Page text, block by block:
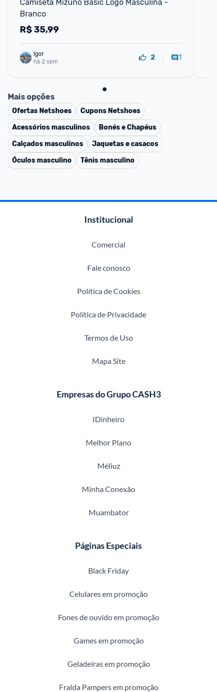
Camiseta Mizuno Basic Logo Masculina -
Branco
R$35,99
Igor
há 2 sem
2 1
Mais opções
Ofertas Netshoes Cupons Netshoes
Acessórios masculinos
Bonés e Chapéus
Calçados masculinos
Jaquetas e casacos
Óculos masculino
Tênis masculino
Institucional
Comercial
Fale conosco
Política de Cookies
Política de Privacidade
Termos de Uso
Mapa Site
Empresas do Grupo CASH3
IDinheiro
Melhor Plano
Méliuz
Minha Conexão
Muambator
Páginas Especiais
Black Friday
Celulares em promoção
Fones de ouvido em promoção
Games em promoção
Geladeiras em promoção
Fralda Pampers em promoção